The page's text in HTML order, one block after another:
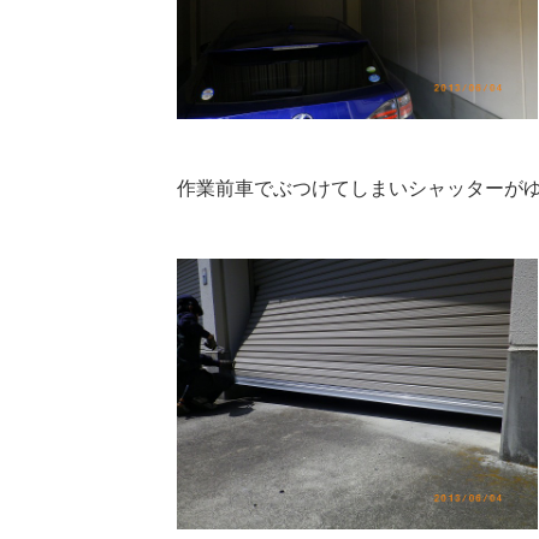
作業前車でぶつけてしまいシャッターが